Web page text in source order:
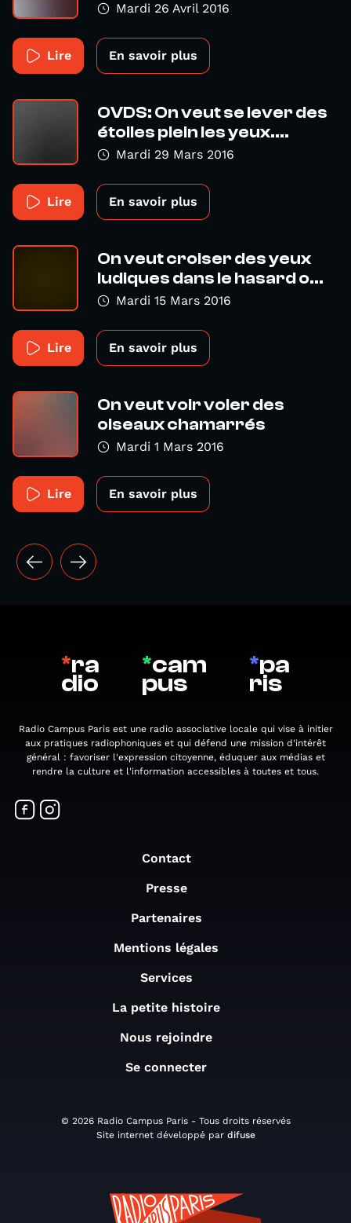
Mardi 26 Avril 2016
Lire En savoir plus
OVDS: On veut se lever des
étoiles plein les yeux....
Mardi 29 Mars 2016
Lire En savoir plus
On veut croiser des yeux
ludiques dans le hasard o...
Mardi 15 Mars 2016
Lire En savoir plus
On veut voir voler des
oiseaux chamarrés
Mardi 1 Mars 2016
Lire En savoir plus
*ra
dio
*cam
pus
*pa
ris
Radio Campus Paris est une radio associative locale qui vise à initier
aux pratiques radiophoniques et qui défend une mission d'intérêt
général : favoriser l'expression citoyenne, éduquer aux médias et
rendre la culture et l'information accessibles à toutes et tous.
Contact
Presse
Partenaires
Mentions légales
Services
La petite histoire
Nous rejoindre
Se connecter
© 2026 Radio Campus Paris - Tous droits réservés
Site internet développé par difuse